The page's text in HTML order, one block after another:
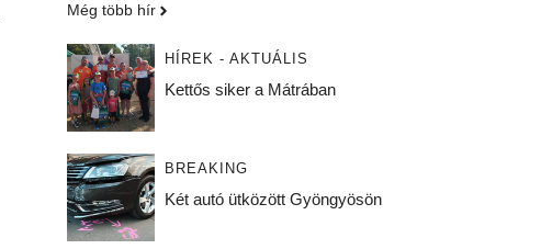
Még több hír
HÍREK - AKTUÁLIS
Kettős siker a Mátrában
BREAKING
Két autó ütközött Gyöngyösön